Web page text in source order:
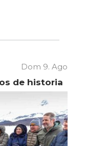
Dom 9. Ago
de historia